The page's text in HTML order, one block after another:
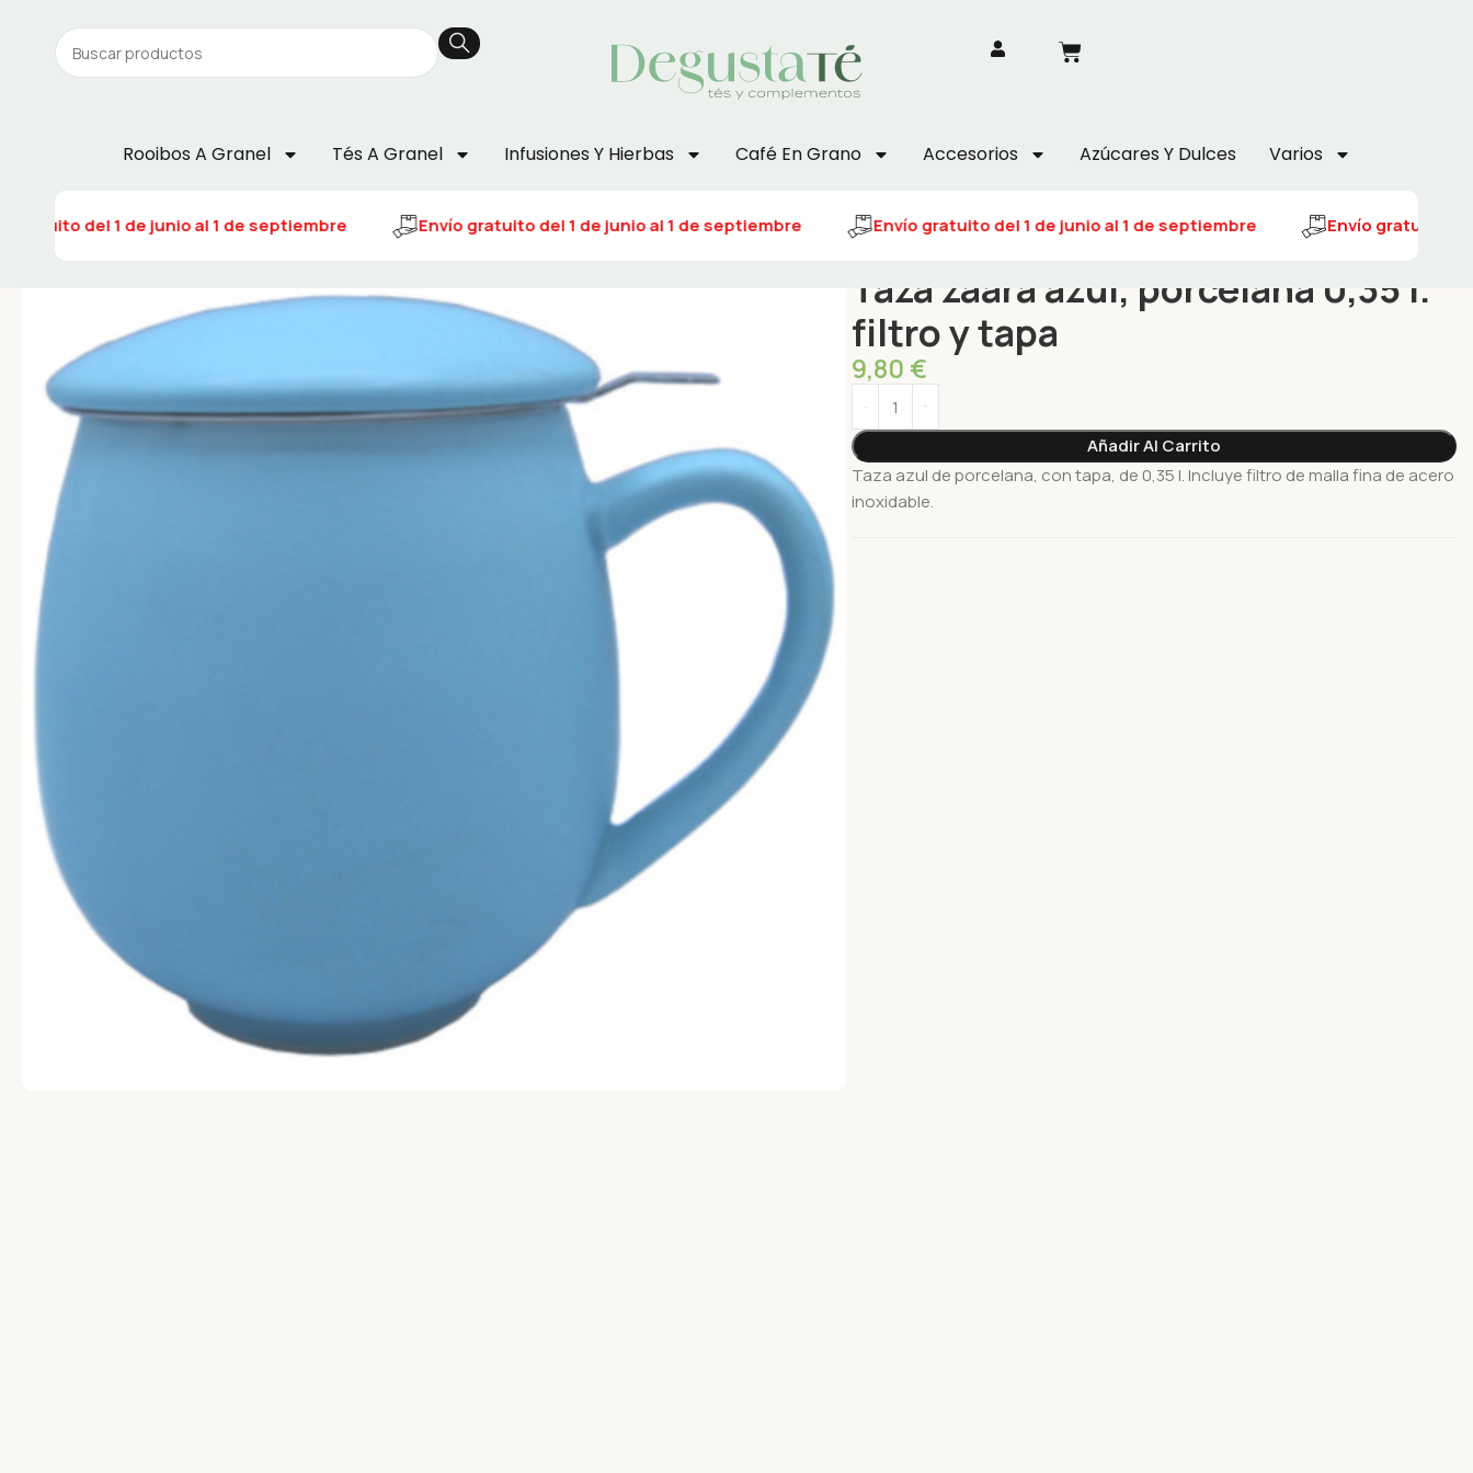
Rooibos A Granel Tés A Granel Infusiones Y Hierbas Café En Grano Accesorios Azúcares Y Dulces Varios
gratuito del 1 de junio al 1 de septiembre Envío gratuito del 1 de junio al 1 de septiembre Envío gratuito del 1 de junio al 1 de septiembre Envío gratuito del
Taza zaara azul, porcelana 0,35 l.
filtro y tapa
9,80 €
Añadir Al Carrito
Taza azul de porcelana, con tapa, de 0,35 l. Incluye filtro de malla fina de acero
inoxidable.